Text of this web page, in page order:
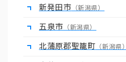
新発田市 （新潟県）
五泉市 （新潟県）
北蒲原郡聖籠町 （新潟県）